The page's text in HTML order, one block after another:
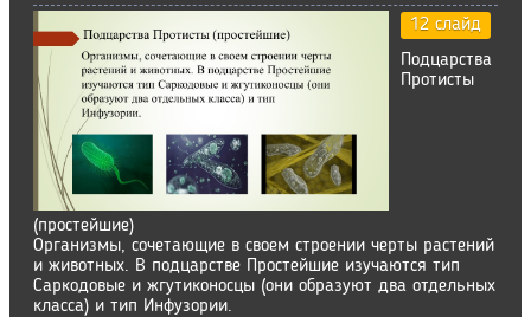
12 слайд
Подцарства
Протисты
(простейшие)
Организмы, сочетающие в своем строении черты растений
и животных. В подцарстве Простейшие изучаются тип
Саркодовые и жгутиконосцы (они образуют два отдельных
класса) и тип Инфузории.